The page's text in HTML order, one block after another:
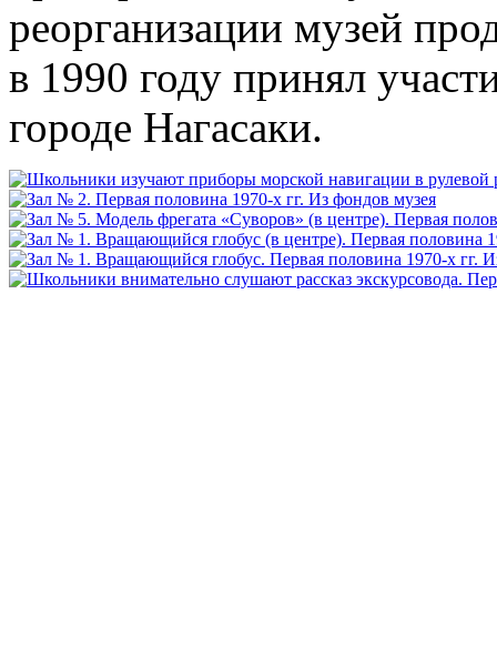
реорганизации музей
в 1990 году принял
городе Нагасаки.